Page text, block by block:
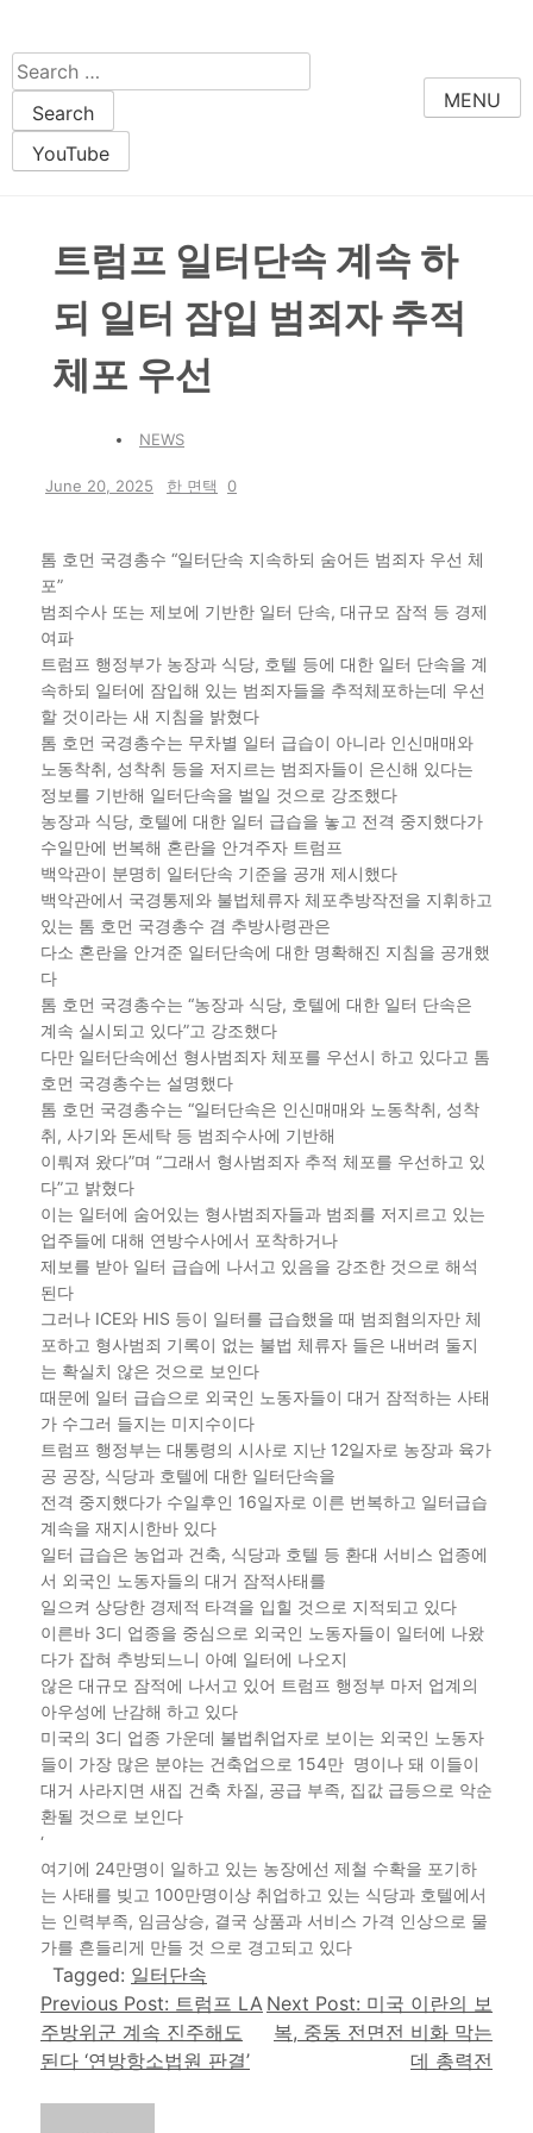
Search for:
YouTube
MENU
트럼프 일터단속 계속 하
되 일터 잠입 범죄자 추적
체포 우선
NEWS
June 20, 2025 한 면택 0
톰 호먼 국경총수 “일터단속 지속하되 숨어든 범죄자 우선 체
포”
범죄수사 또는 제보에 기반한 일터 단속, 대규모 잠적 등 경제
여파
트럼프 행정부가 농장과 식당, 호텔 등에 대한 일터 단속을 계
속하되 일터에 잠입해 있는 범죄자들을 추적체포하는데 우선
할 것이라는 새 지침을 밝혔다
톰 호먼 국경총수는 무차별 일터 급습이 아니라 인신매매와
노동착취, 성착취 등을 저지르는 범죄자들이 은신해 있다는
정보를 기반해 일터단속을 벌일 것으로 강조했다
농장과 식당, 호텔에 대한 일터 급습을 놓고 전격 중지했다가
수일만에 번복해 혼란을 안겨주자 트럼프
백악관이 분명히 일터단속 기준을 공개 제시했다
백악관에서 국경통제와 불법체류자 체포추방작전을 지휘하고
있는 톰 호먼 국경총수 겸 추방사령관은
다소 혼란을 안겨준 일터단속에 대한 명확해진 지침을 공개했
다
톰 호먼 국경총수는 “농장과 식당, 호텔에 대한 일터 단속은
계속 실시되고 있다”고 강조했다
다만 일터단속에선 형사범죄자 체포를 우선시 하고 있다고 톰
호먼 국경총수는 설명했다
톰 호먼 국경총수는 “일터단속은 인신매매와 노동착취, 성착
취, 사기와 돈세탁 등 범죄수사에 기반해
이뤄져 왔다”며 “그래서 형사범죄자 추적 체포를 우선하고 있
다”고 밝혔다
이는 일터에 숨어있는 형사범죄자들과 범죄를 저지르고 있는
업주들에 대해 연방수사에서 포착하거나
제보를 받아 일터 급습에 나서고 있음을 강조한 것으로 해석
된다
그러나 ICE와 HIS 등이 일터를 급습했을 때 범죄혐의자만 체
포하고 형사범죄 기록이 없는 불법 체류자 들은 내버려 둘지
는 확실치 않은 것으로 보인다
때문에 일터 급습으로 외국인 노동자들이 대거 잠적하는 사태
가 수그러 들지는 미지수이다
트럼프 행정부는 대통령의 시사로 지난 12일자로 농장과 육가
공 공장, 식당과 호텔에 대한 일터단속을
전격 중지했다가 수일후인 16일자로 이른 번복하고 일터급습
계속을 재지시한바 있다
일터 급습은 농업과 건축, 식당과 호텔 등 환대 서비스 업종에
서 외국인 노동자들의 대거 잠적사태를
일으켜 상당한 경제적 타격을 입힐 것으로 지적되고 있다
이른바 3디 업종을 중심으로 외국인 노동자들이 일터에 나왔
다가 잡혀 추방되느니 아예 일터에 나오지
않은 대규모 잠적에 나서고 있어 트럼프 행정부 마저 업계의
아우성에 난감해 하고 있다
미국의 3디 업종 가운데 불법취업자로 보이는 외국인 노동자
들이 가장 많은 분야는 건축업으로 154만 명이나 돼 이들이
대거 사라지면 새집 건축 차질, 공급 부족, 집값 급등으로 악순
환될 것으로 보인다
‘
여기에 24만명이 일하고 있는 농장에선 제철 수확을 포기하
는 사태를 빚고 100만명이상 취업하고 있는 식당과 호텔에서
는 인력부족, 임금상승, 결국 상품과 서비스 가격 인상으로 물
가를 흔들리게 만들 것 으로 경고되고 있다
Tagged: 일터단속
Post navigation
Previous Post: 트럼프 LA
주방위군 계속 진주해도
된다 ‘연방항소법원 판결’
Next Post: 미국 이란의 보
복, 중동 전면전 비화 막는
데 총력전